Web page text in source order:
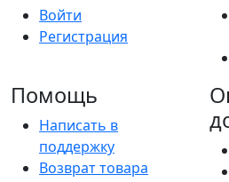
Войти
Регистрация
Помощь
Написать в
поддержку
Возврат товара